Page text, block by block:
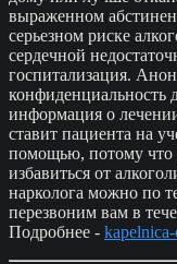
выраженном
серьезном риске
сердечной
госпитализация.
информация о
ставит пациента на
помощью, потому что
избавиться от
нарколога можно по
перезвоним вам в
Подробнее -